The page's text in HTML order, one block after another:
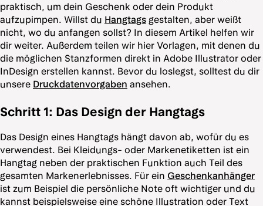
praktisch, um dein Geschenk oder dein Produkt
aufzupimpen. Willst du Hangtags gestalten, aber weißt
nicht, wo du anfangen sollst? In diesem Artikel helfen wir
dir weiter. Außerdem teilen wir hier Vorlagen, mit denen du
die möglichen Stanzformen direkt in Adobe Illustrator oder
InDesign erstellen kannst. Bevor du loslegst, solltest du dir
unsere Druckdatenvorgaben ansehen.
Schritt 1: Das Design der Hangtags
Das Design eines Hangtags hängt davon ab, wofür du es
verwendest. Bei Kleidungs- oder Markenetiketten ist ein
Hangtag neben der praktischen Funktion auch Teil des
gesamten Markenerlebnisses. Für ein Geschenkanhänger
ist zum Beispiel die persönliche Note oft wichtiger und du
kannst beispielsweise eine schöne Illustration oder Text